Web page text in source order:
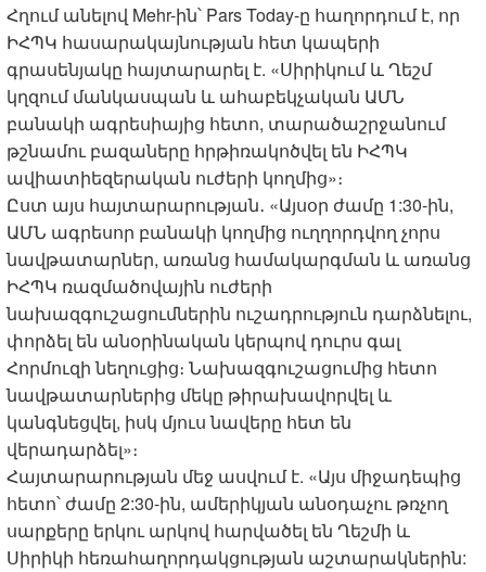
Հղում անելով Mehr-ին՝ Pars Today-ը հաղորդում է, որ
ԻՀՊԿ հասարակայնության հետ կապերի
գրասենյակը հայտարարել է. «Սիրիկում և Ղեշմ
կղզում մանկասպան և ահաբեկչական ԱՄՆ
բանակի ագրեսիայից հետո, տարածաշրջանում
թշնամու բազաները հրթիռակոծվել են ԻՀՊԿ
ավիատիեզերական ուժերի կողմից»։
Ըստ այս հայտարարության․ «Այսօր ժամը 1:30-ին,
ԱՄՆ ագրեսոր բանակի կողմից ուղղորդվող չորս
նավթատարներ, առանց համակարգման և առանց
ԻՀՊԿ ռազմածովային ուժերի
նախազգուշացումներին ուշադրություն դարձնելու,
փորձել են անօրինական կերպով դուրս գալ
Հորմուզի նեղուցից։ Նախազգուշացումից հետո
նավթատարներից մեկը թիրախավորվել և
կանգնեցվել, իսկ մյուս նավերը հետ են
վերադարձել»։
Հայտարարության մեջ ասվում է. «Այս միջադեպից
հետո՝ ժամը 2:30-ին, ամերիկյան անօդաչու թռչող
սարքերը երկու արկով հարվածել են Ղեշմի և
Սիրիկի հեռահաղորդակցության աշտարակներին: